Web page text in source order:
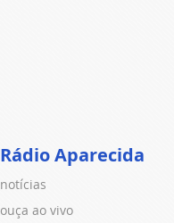
Rádio Aparecida
notícias
ouça ao vivo